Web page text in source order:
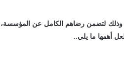
وذلك لتضمن رضاهم الكامل عن المؤسسة،
أهمها ما يلي..